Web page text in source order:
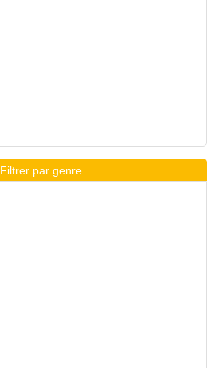
Filtrer par genre